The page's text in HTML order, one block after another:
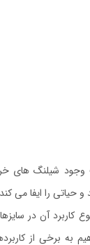
شیلنگ های
حیاتی را ایفا می
کاربرد آن در
به برخی از